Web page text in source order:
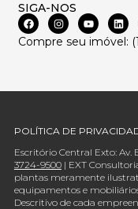
SIGA-NOS
Compre seu imóvel:
POLÍTICA DE
Escritório Central Exto: Av.
3724-9500| EXT
plantas meramente
equipamentos e
Descritivo de cada